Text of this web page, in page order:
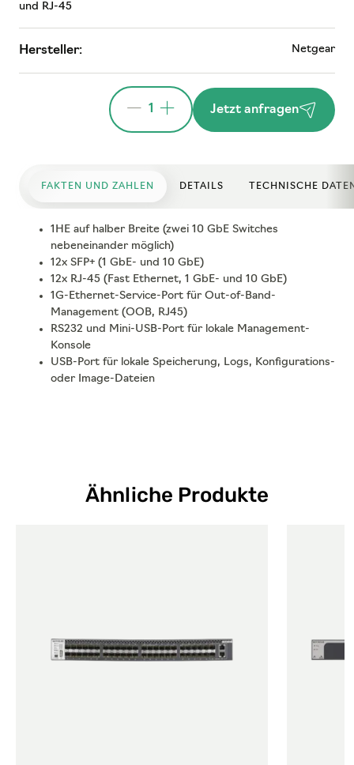
und RJ-45
Hersteller: Netgear
1 Jetzt anfragen
FAKTEN UND ZAHLEN DETAILS TECHNISCHE
1HE auf halber Breite (zwei 10 GbE Switches
nebeneinander möglich)
12x SFP+ (1 GbE- und 10 GbE)
12x RJ-45 (Fast Ethernet, 1 GbE- und 10 GbE)
1G-Ethernet-Service-Port für Out-of-Band-
Management (OOB, RJ45)
RS232 und Mini-USB-Port für lokale Management-
Konsole
USB-Port für lokale Speicherung, Logs, Konfigurations-
oder Image-Dateien
Ähnliche Produkte